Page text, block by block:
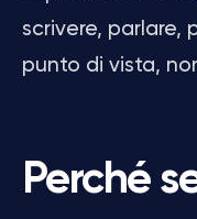
scrivere, parlare,
punto di vista,
Perché